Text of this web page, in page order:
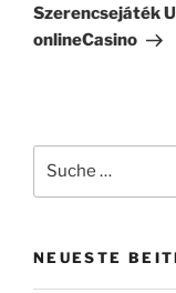
Beitrag
Szerencsejáték
onlineCasino
nach:
NEUESTE